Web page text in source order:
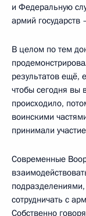
и Федеральную
армий
В целом по тем
результатов ещё,
чтобы сегодня вы
происходило,
воинскими
принимали
Современные
сотрудничать с
Собственно